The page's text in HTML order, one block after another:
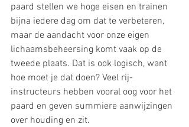
paard stellen we hoge eisen en trainen
bijna iedere dag om dat te verbeteren,
maar de aandacht voor onze eigen
lichaamsbeheersing komt vaak op de
tweede plaats. Dat is ook logisch, want
hoe moet je dat doen? Veel rij-
instructeurs hebben vooral oog voor het
paard en geven summiere aanwijzingen
over houding en zit.